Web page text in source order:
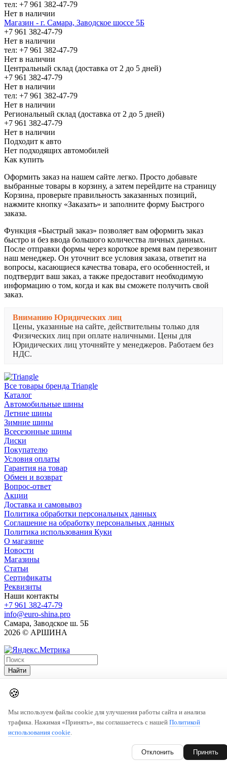
тел: +7 961 382-47-79
Нет в наличии
Магазин - г. Самара, Заводское шоссе 5Б
+7 961 382-47-79
Нет в наличии
тел: +7 961 382-47-79
Нет в наличии
Центральный склад (доставка от 2 до 5 дней)
+7 961 382-47-79
Нет в наличии
тел: +7 961 382-47-79
Нет в наличии
Региональный склад (доставка от 2 до 5 дней)
+7 961 382-47-79
Нет в наличии
Подходит к авто
Нет подходящих автомобилей
Как купить
Оформить заказ на нашем сайте легко. Просто добавьте
выбранные товары в корзину, а затем перейдите на страницу
Корзина, проверьте правильность заказанных позиций,
нажмите кнопку «Заказать» и заполните форму Быстрого
заказа.
Функция «Быстрый заказ» позволяет вам оформить заказ
быстро и без ввода большого количества личных данных.
После отправки формы через короткое время вам перезвонит
наш менеджер. Он уточнит все условия заказа, ответит на
вопросы, касающиеся качества товара, его особенностей, и
подтвердит ваш заказ, а также предоставит необходимую
информацию о том, когда и как вы сможете получить свой
заказ.
Вниманию Юридических лиц
Цены, указанные на сайте, действительны только для
Физических лиц при оплате наличными. Цены для
Юридических лиц уточняйте у менеджеров. Работаем без
НДС.
Все товары бренда Triangle
Каталог
Автомобильные шины
Летние шины
Зимние шины
Всесезонные шины
Диски
Покупателю
Условия оплаты
Гарантия на товар
Обмен и возврат
Вопрос-ответ
Акции
Доставка и самовывоз
Политика обработки персональных данных
Соглашение на обработку персональных данных
Политика использования Куки
О магазине
Новости
Магазины
Статьи
Сертификаты
Реквизиты
Наши контакты
+7 961 382-47-79
info@euro-shina.pro
Самара, Заводское ш. 5Б
2026 © АРШИНА
Найти
🍪
Мы используем файлы cookie для улучшения работы сайта и анализа
трафика. Нажимая «Принять», вы соглашаетесь с нашей Политикой
использования cookie.
Отклонить Принять